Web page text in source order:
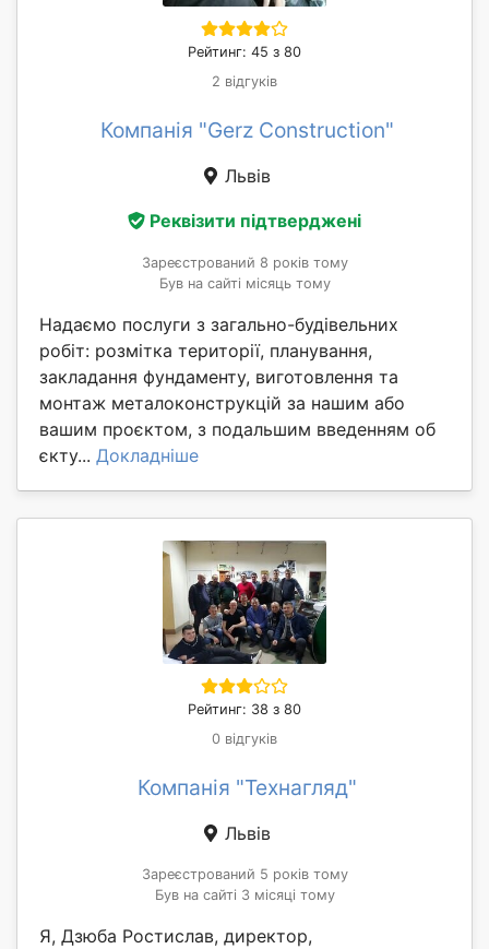
Рейтинг: 45 з 80
2 відгуків
Компанія "Gerz Construction"
Львів
Реквізити підтверджені
Зареєстрований 8 років тому
Був на сайті місяць тому
Надаємо послуги з загально-будівельних
робіт: розмітка території, планування,
закладання фундаменту, виготовлення та
монтаж металоконструкцій за нашим або
вашим проєктом, з подальшим введенням об
єкту... Докладніше
Рейтинг: 38 з 80
0 відгуків
Компанія "Технагляд"
Львів
Зареєстрований 5 років тому
Був на сайті 3 місяці тому
Я, Дзюба Ростислав, директор,